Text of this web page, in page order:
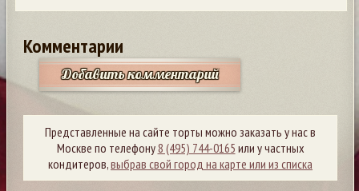
Комментарии
Добавить комментарий
Представленные на сайте торты можно заказать у нас в
Москве по телефону8 (495) 744-0165 или у частных
кондитеров,выбрав свой город на карте или из списка